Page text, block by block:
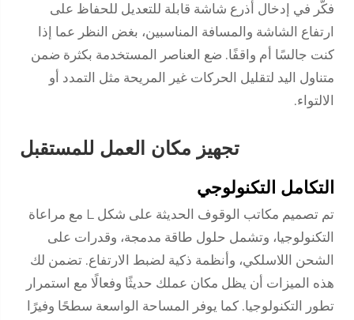
فكّر في إدخال أذرع شاشة قابلة للتعديل للحفاظ على
ارتفاع الشاشة والمسافة المناسبين، بغض النظر عما إذا
كنت جالسًا أم واقفًا. ضع العناصر المستخدمة بكثرة ضمن
متناول اليد لتقليل الحركات غير المريحة مثل التمدد أو
الالتواء.
تجهيز مكان العمل للمستقبل
التكامل التكنولوجي
تم تصميم مكاتب الوقوف الحديثة على شكل L مع مراعاة
التكنولوجيا، وتشمل حلول طاقة مدمجة، وقدرات على
الشحن اللاسلكي، وأنظمة ذكية لضبط الارتفاع. تضمن لك
هذه الميزات أن يظل مكان عملك حديثًا وفعالًا مع استمرار
تطور التكنولوجيا. كما يوفر المساحة الواسعة سطحًا وفيرًا